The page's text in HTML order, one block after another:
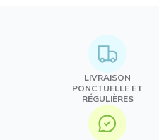
LIVRAISON
PONCTUELLE ET
RÉGULIÈRES